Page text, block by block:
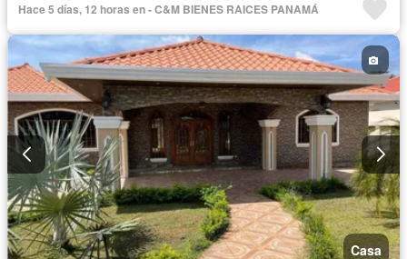
Hace 5 días, 12 horas en - C&M BIENES RAICES PANAMÁ
Casa